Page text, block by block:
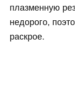
плазменную
недорого,
раскрое.